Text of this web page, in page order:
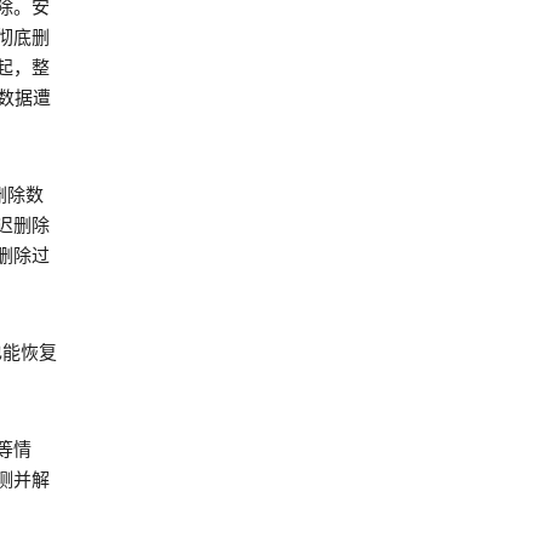
。安
底删
，整
据遭
除数
删除
除过
恢复
情
并解